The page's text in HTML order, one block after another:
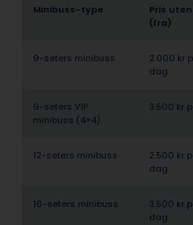
Minibuss-type
Pris
(fra)
9-seters minibuss
2.000 kr
dag
9-seters VIP
minibuss (4×4)
3.500 kr
12-seters minibuss
2.500 kr
dag
16-seters minibuss
3.500 kr
dag